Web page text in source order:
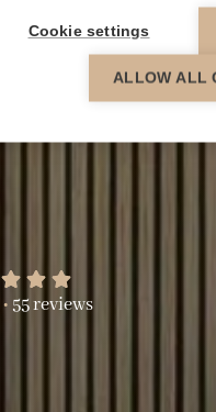
55 reviews
Cookie settings
ALLOW ALL